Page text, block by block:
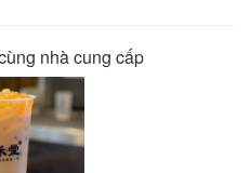
nhà cung cấp